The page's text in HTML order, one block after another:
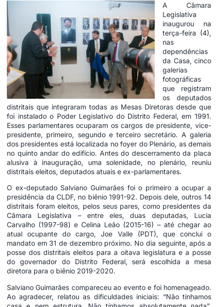
A Câmara
Legislativa
inaugurou na
terça-feira (4),
nas
dependências
da Casa, cinco
galerias
fotográficas
que registram
os deputados
distritais que integraram todas as Mesas Diretoras desde que
foi instalado o Poder Legislativo do Distrito Federal, em 1991.
Esses parlamentares ocuparam os cargos de presidente, vice-
presidente, primeiro, segundo e terceiro secretário. A galeria
dos presidentes está localizada no foyer do Plenário, as demais
no quinto andar do edifício. Antes do descerramento da placa
alusiva à inauguração, uma solenidade, no plenário, reuniu
distritais eleitos, deputados atuais e ex-parlamentares.
O ex-deputado Salviano Guimarães foi o primeiro a ocupar a
presidência da CLDF, no biênio 1991-92. Depois dele, outros 14
distritais foram eleitos, pelos seus pares, como presidentes da
Câmara Legislativa – entre eles, duas deputadas, Lucia
Carvalho (1997-98) e Celina Leão (2015-16) – até chegar ao
atual ocupante do cargo, Joe Valle (PDT), que conclui o
mandato em 31 de dezembro próximo. No dia seguinte, após a
posse dos distritais eleitos para a oitava legislatura e a posse
do governador do Distrito Federal, será escolhida a mesa
diretora para o biênio 2019-2020.
Salviano Guimarães compareceu ao evento e foi homenageado.
Ao agradecer, relatou as dificuldades iniciais: “Não tínhamos